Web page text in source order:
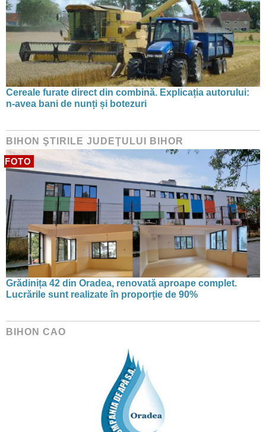
Cereale furate direct din combină. Explicația autorului:
n-avea bani de nunți și botezuri
BIHON ŞTIRILE JUDEŢULUI BIHOR
FOTO
Grădinița 42 din Oradea, renovată aproape complet.
Lucrările sunt realizate în proporție de 90%
BIHON CAO